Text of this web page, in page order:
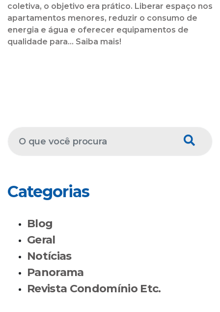
coletiva, o objetivo era prático. Liberar espaço nos
apartamentos menores, reduzir o consumo de
energia e água e oferecer equipamentos de
qualidade para... Saiba mais!
Categorias
Blog
Geral
Notícias
Panorama
Revista Condomínio Etc.